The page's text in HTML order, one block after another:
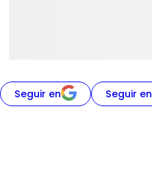
Seguir en Seguir en